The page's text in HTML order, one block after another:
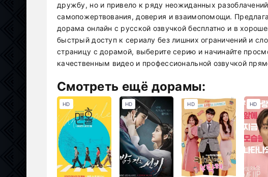
дружбу, но и привело к ряду неожиданных
самопожертвования, доверия и взаимопомощи.
дорама онлайн с русской озвучкой бесплатно и в
быстрый доступ к сериалу без лишних ограничений и
страницу с дорамой, выберите серию и начинайте
качественным видео и профессиональной озвучкой
Смотреть ещё дорамы:
HD HD HD HD